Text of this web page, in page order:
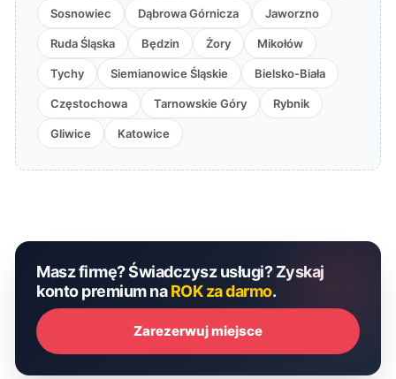
Sosnowiec Dąbrowa Górnicza Jaworzno
Ruda Śląska Będzin Żory Mikołów
Tychy Siemianowice Śląskie Bielsko-Biała
Częstochowa Tarnowskie Góry Rybnik
Gliwice Katowice
Masz firmę? Świadczysz usługi? Zyskaj
konto premium naROK za darmo.
Zarezerwuj miejsce